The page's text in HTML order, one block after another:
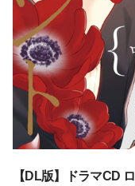
【DL版】ドラマCD